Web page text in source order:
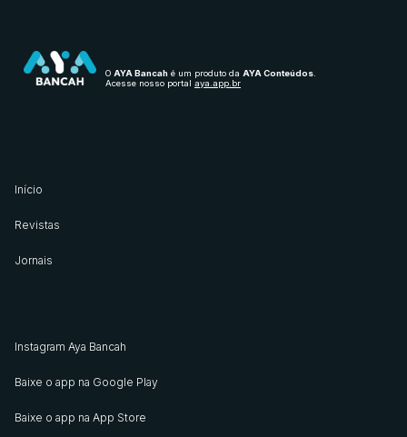
O AYA Bancah é um produto da AYA Conteúdos
Acesse nosso portal aya.app.br
Início
Revistas
Jornais
Instagram Aya Bancah
Baixe o app na Google Play
Baixe o app na App Store